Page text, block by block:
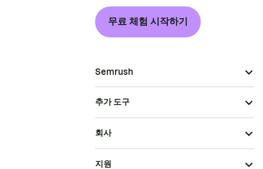
무료 체험 시작하기
Semrush
추가 도구
회사
지원